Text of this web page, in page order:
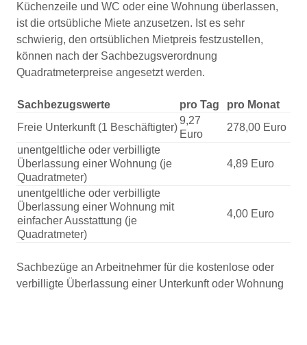
Küchenzeile und WC oder eine Wohnung überlassen,
ist die ortsübliche Miete anzusetzen. Ist es sehr
schwierig, den ortsüblichen Mietpreis festzustellen,
können nach der Sachbezugsverordnung
Quadratmeterpreise angesetzt werden.
Sachbezugswerte pro Tag
pro Monat
Freie Unterkunft (1 Beschäftigter)
9,27
Euro
278,00 Euro
unentgeltliche oder verbilligte
Überlassung einer Wohnung (je
Quadratmeter)
4,89 Euro
unentgeltliche oder verbilligte
Überlassung einer Wohnung mit
einfacher Ausstattung (je
Quadratmeter)
4,00 Euro
Sachbezüge an Arbeitnehmer für die kostenlose oder
verbilligte Überlassung einer Unterkunft oder Wohnung